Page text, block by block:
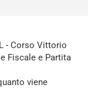
- Corso Vittorio
Fiscale e Partita
viene